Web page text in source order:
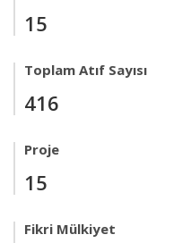
15
Toplam Atıf Sayısı
416
Proje
15
Fikri Mülkiyet